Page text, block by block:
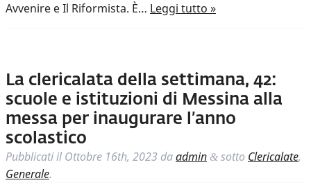
Avvenire e Il Riformista. È… Leggi tutto »
La clericalata della settimana, 42:
scuole e istituzioni di Messina alla
messa per inaugurare l’anno
scolastico
Pubblicati ilOttobre 16th, 2023 daadmin & sotto Clericalate,
Generale.